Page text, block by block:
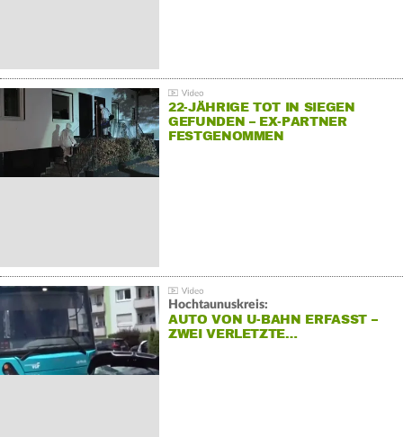
22-JÄHRIGE TOT IN SIEGEN
GEFUNDEN – EX-PARTNER
FESTGENOMMEN
Hochtaunuskreis:
AUTO VON U-BAHN ERFASST –
ZWEI VERLETZTE…